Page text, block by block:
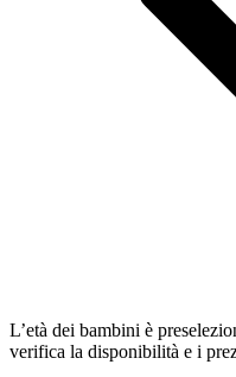
L’età dei bambini è
verifica la disponibilità e i